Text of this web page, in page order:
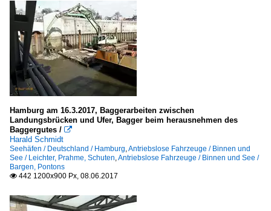
Hamburg am 16.3.2017, Baggerarbeiten zwischen
Landungsbrücken und Ufer, Bagger beim herausnehmen des
Baggergutes / 
Harald Schmidt
Seehäfen / Deutschland / Hamburg,Antriebslose Fahrzeuge / Binnen und
See / Leichter, Prahme, Schuten,Antriebslose Fahrzeuge / Binnen und See /
Bargen, Pontons
 442 1200x900 Px, 08.06.2017